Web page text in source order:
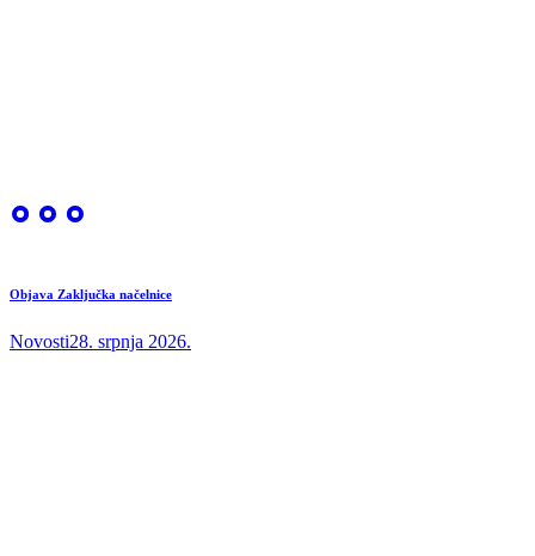
Objava Zaključka načelnice
Novosti28. srpnja 2026.